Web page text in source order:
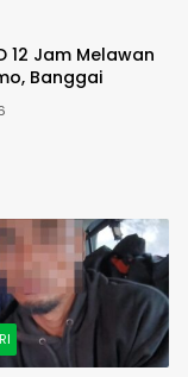
12 Jam Melawan
Banggai